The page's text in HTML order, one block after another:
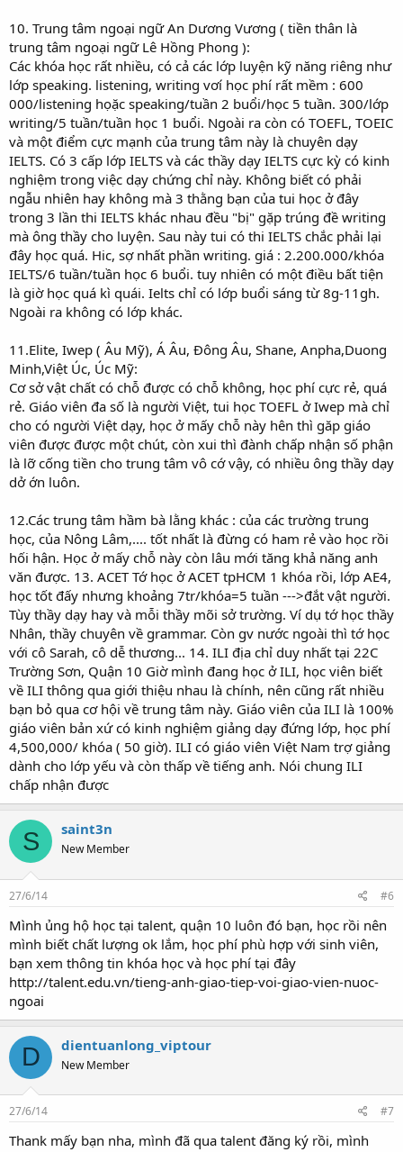
10. Trung tâm ngoại ngữ An Dương Vương ( tiền thân là
trung tâm ngoại ngữ Lê Hồng Phong ):
Các khóa học rất nhiều, có cả các lớp luyện kỹ năng riêng như
lớp speaking. listening, writing vơí học phí rất mềm : 600
000/listening họặc speaking/tuần 2 buổi/học 5 tuần. 300/lớp
writing/5 tuần/tuần học 1 buổi. Ngoài ra còn có TOEFL, TOEIC
và một điểm cực mạnh của trung tâm này là chuyên dạy
IELTS. Có 3 cấp lớp IELTS và các thầy dạy IELTS cực kỳ có kinh
nghiệm trong việc dạy chứng chỉ này. Không biết có phải
ngẫu nhiên hay không mà 3 thằng bạn của tui học ở đây
trong 3 lần thi IELTS khác nhau đều "bị" gặp trúng đề writing
mà ông thầy cho luyện. Sau này tui có thi IELTS chắc phải lại
đây học quá. Hic, sợ nhất phần writing. giá : 2.200.000/khóa
IELTS/6 tuần/tuần học 6 buổi. tuy nhiên có một điều bất tiện
là giờ học quá kì quái. Ielts chỉ có lớp buổi sáng từ 8g-11gh.
Ngoài ra không có lớp khác.
11.Elite, Iwep ( Âu Mỹ), Á Âu, Đông Âu, Shane, Anpha,Duong
Minh,Việt Úc, Úc Mỹ:
Cơ sở vật chất có chỗ được có chỗ không, học phí cực rẻ, quá
rẻ. Giáo viên đa số là người Việt, tui học TOEFL ở Iwep mà chỉ
cho có người Việt dạy, học ở mấy chỗ này hên thì găp giáo
viên được được một chút, còn xui thì đành chấp nhận số phận
là lỡ cống tiền cho trung tâm vô cớ vậy, có nhiều ông thầy dạy
dở ớn luôn.
12.Các trung tâm hầm bà lằng khác : của các trường trung
học, của Nông Lâm,.... tốt nhất là đừng có ham rẻ vào học rồi
hối hận. Học ở mấy chỗ này còn lâu mới tăng khả năng anh
văn được. 13. ACET Tớ học ở ACET tpHCM 1 khóa rồi, lớp AE4,
học tốt đấy nhưng khoảng 7tr/khóa=5 tuần --->đắt vật người.
Tùy thầy dạy hay và mỗi thầy mõi sở trường. Ví dụ tớ học thầy
Nhân, thầy chuyên về grammar. Còn gv nước ngoài thì tớ học
với cô Sarah, cô dễ thương... 14. ILI địa chỉ duy nhất tại 22C
Trường Sơn, Quận 10 Giờ mình đang học ở ILI, học viên biết
về ILI thông qua giới thiệu nhau là chính, nên cũng rất nhiều
bạn bỏ qua cơ hội về trung tâm này. Giáo viên của ILI là 100%
giáo viên bản xứ có kinh nghiệm giảng dạy đứng lớp, học phí
4,500,000/ khóa ( 50 giờ). ILI có giáo viên Việt Nam trợ giảng
dành cho lớp yếu và còn thấp về tiếng anh. Nói chung ILI
chấp nhận được
S saint3n
New Member
27/6/14 #6
Mình ủng hộ học tại talent, quận 10 luôn đó bạn, học rồi nên
mình biết chất lượng ok lắm, học phí phù hợp với sinh viên,
bạn xem thông tin khóa học và học phí tại đây
http://talent.edu.vn/tieng-anh-giao-tiep-voi-giao-vien-nuoc-
ngoai
D dientuanlong_viptour
New Member
27/6/14 #7
Thank mấy bạn nha, mình đã qua talent đăng ký rồi, mình